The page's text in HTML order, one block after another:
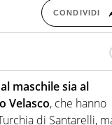
CONDIVIDI
nicchia di esperti, lui
del mondo delle
maschile sia al
Velasco, che hanno
di Santarelli,